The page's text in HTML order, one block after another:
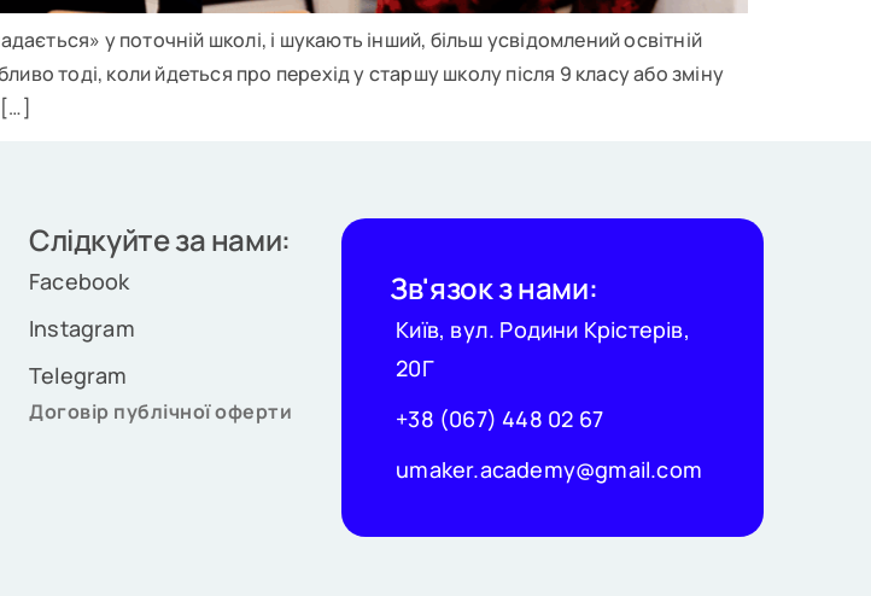
у поточній школі, і шукають інший, більш усвідомлений освітній
тоді, коли йдеться про перехід у старшу школу після 9 класу або зміну
Слідкуйте за нами:
Facebook
Instagram
Telegram
Договір публічної оферти
Зв'язок з нами:
Київ, вул. Родини Крістерів,
20Г
+38 (067) 448 02 67
umaker.academy@gmail.com